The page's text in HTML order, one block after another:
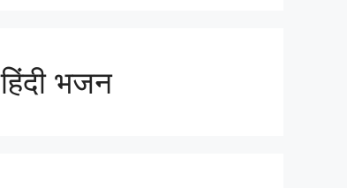
हिंदी भजन